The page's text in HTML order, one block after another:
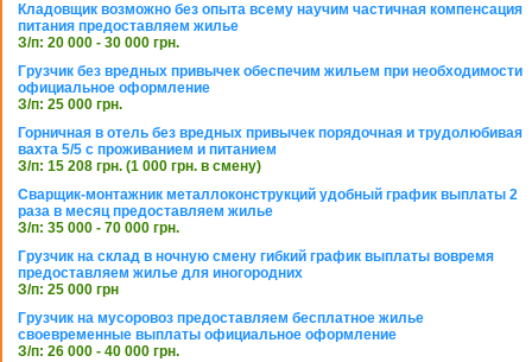
Кладовщик возможно без опыта всему научим частичная компенсация
питания предоставляем жилье
З/п: 20 000 - 30 000 грн.
Грузчик без вредных привычек обеспечим жильем при необходимости
официальное оформление
З/п: 25 000 грн.
Горничная в отель без вредных привычек порядочная и трудолюбивая
вахта 5/5 с проживанием и питанием
З/п: 15 208 грн. (1 000 грн. в смену)
Сварщик-монтажник металлоконструкций удобный график выплаты 2
раза в месяц предоставляем жилье
З/п: 35 000 - 70 000 грн.
Грузчик на склад в ночную смену гибкий график выплаты вовремя
предоставляем жилье для иногородних
З/п: 25 000 грн
Грузчик на мусоровоз предоставляем бесплатное жилье
своевременные выплаты официальное оформление
З/п: 26 000 - 40 000 грн.